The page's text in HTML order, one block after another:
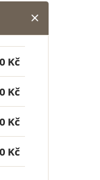
Kč
Kč
Kč
Kč